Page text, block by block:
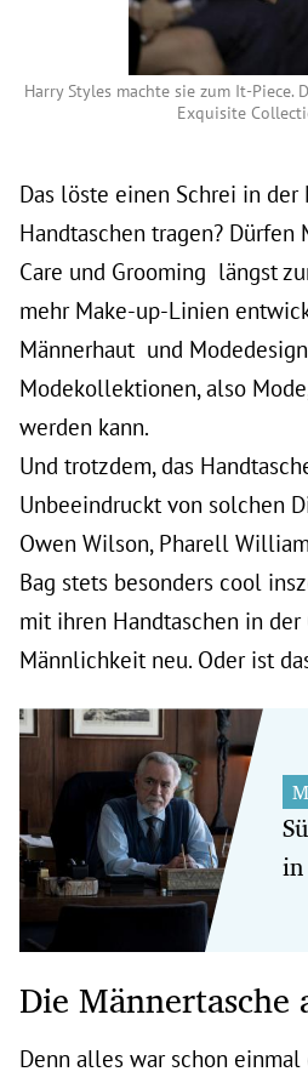
Harry Styles machte sie zum It-Piece.
Exquisite
Das löste einen Schrei in
Handtaschen tragen?
Care und Grooming längst
mehr Make-up-Linien
Männerhaut und
Modekollektionen, also
werden kann.
Und trotzdem, das
Unbeeindruckt von solchen
Owen Wilson, Pharell
Bag stets besonders cool
mit ihren Handtaschen in
Männlichkeit neu. Oder ist
in
Die Männertasche
Denn alles war schon einmal